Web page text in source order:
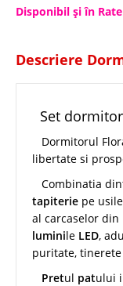
Disponibil şi în
Descriere
Set
Dormitorul
libertate si
Combinatia
tapiterie pe
al carcaselor din
luminile LED,
puritate,
Pretul patului